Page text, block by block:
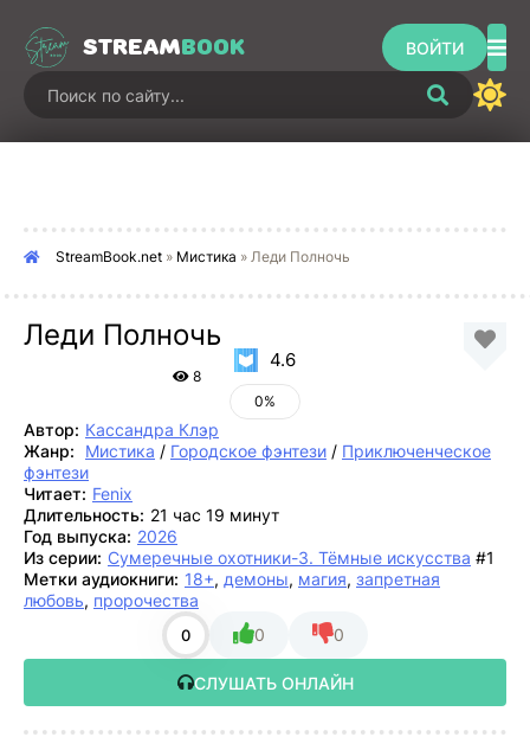
STREAMBOOK ВОЙТИ
StreamBook.net » Мистика » Леди Полночь
Леди Полночь
8
4.6
0%
Автор: Кассандра Клэр
Жанр:
Мистика / Городское фэнтези / Приключенческое
фэнтези
Читает: Fenix
Длительность: 21 час 19 минут
Год выпуска: 2026
Из серии: Сумеречные охотники-3. Тёмные искусства #1
Метки аудиокниги: 18+, демоны, магия, запретная
любовь, пророчества
0 0 0
СЛУШАТЬ ОНЛАЙН